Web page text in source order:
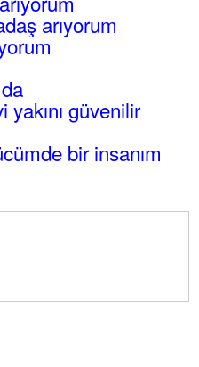
arıyorum
güvenilir
bir insanım